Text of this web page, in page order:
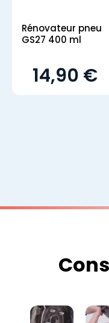
Rénovateur pneu
GS27 400 ml
14,90 €